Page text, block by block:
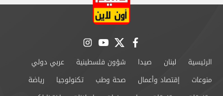
facebook
twitter
youtube
instagram
الرئيسية لبنان صيدا شؤون فلسطينية
عربي دولي
منوعات
إقتصاد وأعمال صحة وطب تكنولوجيا
رياضة